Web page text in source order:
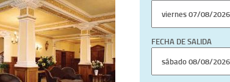
FECHA DE SALIDA